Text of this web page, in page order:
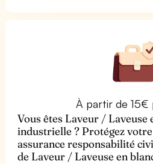
À partir de 15€
Vous êtes Laveur / Laveuse
industrielle ? Protégez
assurance responsabilité
de Laveur / Laveuse en